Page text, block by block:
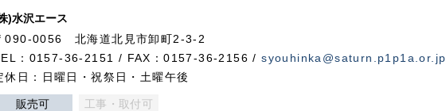
)水沢エース
090-0056 北海道北見市卸町2-3-2
：0157-36-2151 / FAX：0157-36-2156 /syouhinka@saturn.p1p1a.or.jp
休日：日曜日・祝祭日・土曜午後
販売可 工事・取付可